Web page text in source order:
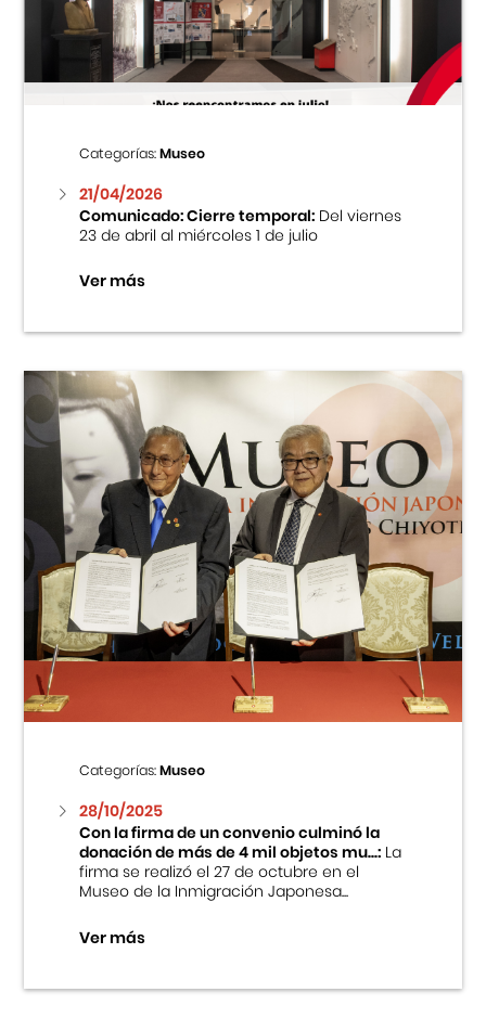
Centro Cultural Peruano Japonés
Museo de la Inmigración Japonesa
Fondo Editorial
Teatro Peruano Japonés
Categorías:Museo
21/04/2026
Comunicado: Cierre temporal:Del viernes
23 de abril al miércoles 1 de julio
Ver más
Categorías:Museo
28/10/2025
Con la firma de un convenio culminó la
donación de más de 4 mil objetos mu...:La
firma se realizó el 27 de octubre en el
Museo de la Inmigración Japonesa...
Ver más